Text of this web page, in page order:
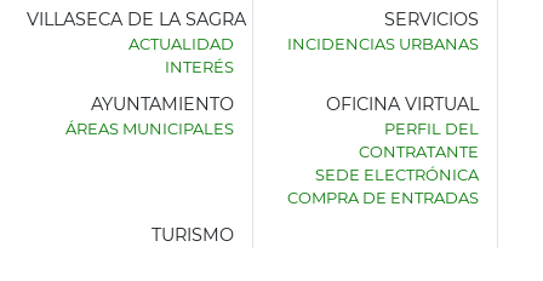
AYUNTAMIENTO
VILLASECA DE LA SAGRA
ACTUALIDAD
INTERÉS
SERVICIOS
INCIDENCIAS URBANAS
AYUNTAMIENTO
ÁREAS MUNICIPALES
OFICINA VIRTUAL
PERFIL DEL
CONTRATANTE
SEDE ELECTRÓNICA
COMPRA DE ENTRADAS
TURISMO